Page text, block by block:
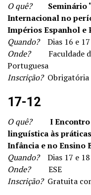
O quê?
Seminário
Internacional no
Impérios Espanhol e
Quando?Dias 16 e 17
Onde?Faculdade de
Portuguesa
Inscrição?Obrigatória
17-12
O quê?
I
linguística às
Infância e no Ensino
Quando?Dias 17 e 18
Onde?ESE
Inscrição?Gratuita